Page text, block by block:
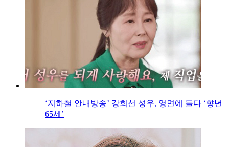
‘지하철 안내방송’ 강희선 성우, 영면에 들다 ‘향년
65세’